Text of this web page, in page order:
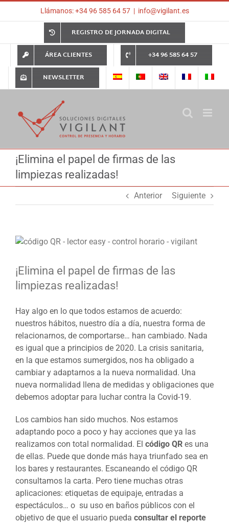
Llámanos: +34 96 585 64 57 | info@vigilant.es
REGISTRO DE JORNADA DIGITAL
ÁREA CLIENTES
+34 96 585 64 57
NEWSLETTER
¡Elimina el papel de firmas de las
limpiezas realizadas!
Anterior Siguiente
Ver
más
grande
¡Elimina el papel de firmas de las
limpiezas realizadas!
Hay algo en lo que todos estamos de acuerdo:
nuestros hábitos, nuestro día a día, nuestra forma de
relacionarnos, de comportarse… han cambiado. Nada
es igual que a principios de 2020. La crisis sanitaria,
en la que estamos sumergidos, nos ha obligado a
cambiar y adaptarnos a la nueva normalidad. Una
nueva normalidad llena de medidas y obligaciones que
debemos adoptar para luchar contra la Covid-19.
Los cambios han sido muchos. Nos estamos
adaptando poco a poco y hay acciones que ya las
realizamos con total normalidad. El código QRes una
de ellas. Puede que donde más haya triunfado sea en
los bares y restaurantes. Escaneando el código QR
consultamos la carta. Pero tiene muchas otras
aplicaciones: etiquetas de equipaje, entradas a
espectáculos… o su uso en baños públicos con el
objetivo de que el usuario pueda consultar el reporte